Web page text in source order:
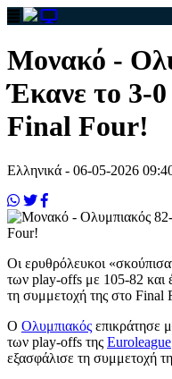
Μονακό -
Έκανε το 3-0
Final Four!
Ελληνικά - 06-05-2026
Οι ερυθρόλευκοι
των play-offs με 105-82 και
τη συμμετοχή της στο Final
Ο Ολυμπιακός επικράτησε
των play-offs της Euroleague
εξασφάλισε τη συμμετοχή